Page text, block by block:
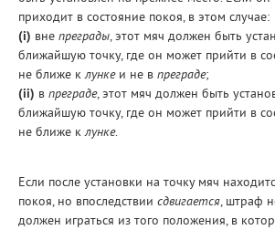
приходит в состояние покоя, в этом случае:
(i) вне преграды, этот мяч должен быть
ближайшую точку, где он может прийти в
не ближе клунке и не в преграде;
(ii) в преграде, этот мяч должен быть
ближайшую точку, где он может прийти в
не ближе клунке.
Если после установки на точку мяч
покоя, но впоследствии сдвигается, штраф
должен играться из того положения, в